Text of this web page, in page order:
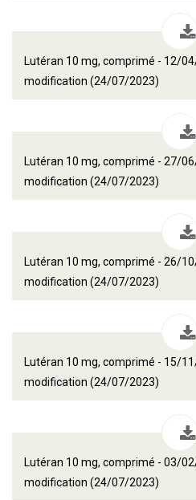
Lutéran 10 mg, comprimé - 12/
modification (24/07/2023)
Lutéran 10 mg, comprimé - 27/
modification (24/07/2023)
Lutéran 10 mg, comprimé - 26/
modification (24/07/2023)
Lutéran 10 mg, comprimé - 15/
modification (24/07/2023)
Lutéran 10 mg, comprimé - 03/
modification (24/07/2023)